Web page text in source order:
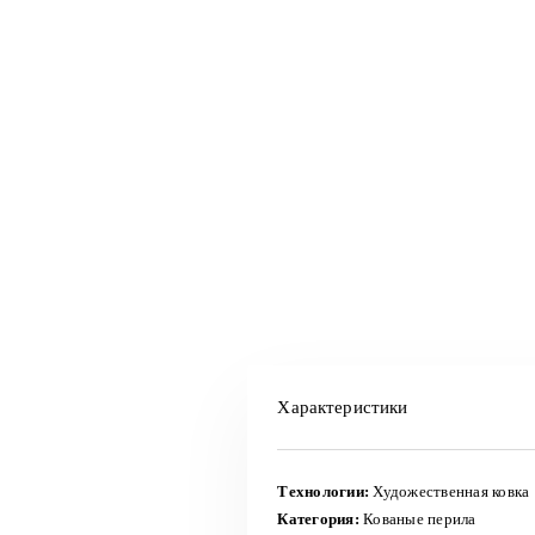
Характеристики
Технологии: Художественная ковка
Категория: Кованые перила